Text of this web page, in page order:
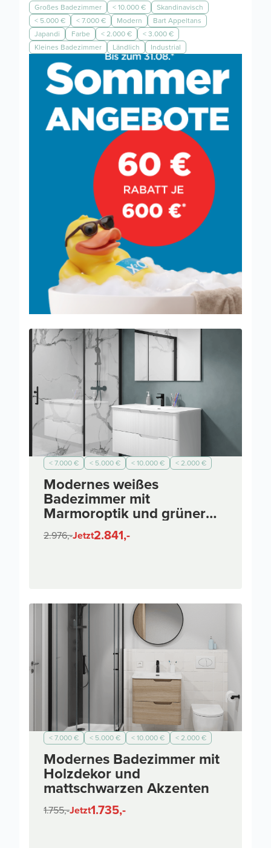
Großes Badezimmer < 10.000 €
Skandinavisch
< 5.000 €
< 7.000 € Modern
Bart Appeltans
Japandi
Farbe < 2.000 €
< 3.000 €
Kleines Badezimmer
Ländlich Industrial
< 7.000 € < 5.000 € < 10.000 € < 2.000 €
Modernes weißes
Badezimmer mit
Marmoroptik und grüner
Akzentwand
2.976,-Jetzt2.841,-
< 7.000 € < 5.000 € < 10.000 € < 2.000 €
Modernes Badezimmer mit
Holzdekor und
mattschwarzen Akzenten
1.755,-Jetzt1.735,-